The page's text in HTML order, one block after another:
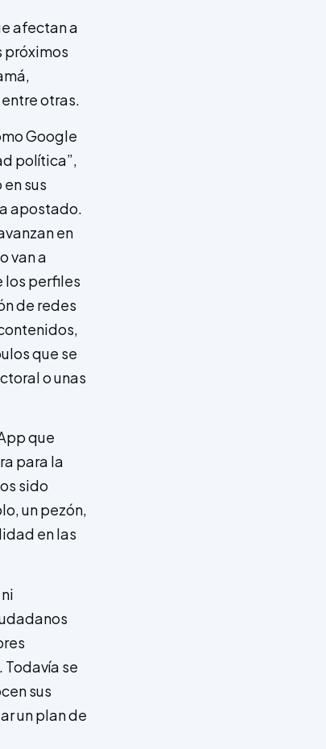
afectan a
próximos
otras.
Google
política”,
sus
apostado.
en
van a
los perfiles
de redes
que se
o unas
que
para la
sido
un pezón,
en las
se
sus
un plan de